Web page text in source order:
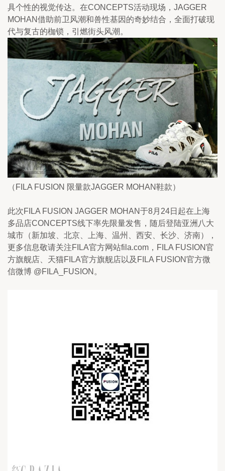
具个性的视觉传达。在CONCEPTS活动现场，JAGGER
MOHAN借助前卫风潮和兽性基因的奇妙结合，全面打破现
代与复古的枷锁，引燃街头风潮。
（FILA FUSION 限量款JAGGER MOHAN鞋款）
此次FILA FUSION JAGGER MOHAN于8月24日起在上海
多品店CONCEPTS线下率先限量发售，随后登陆亚洲八大
城市（新加坡、北京、上海、温州、西安、长沙、济南），
更多信息敬请关注FILA官方网站fila.com，FILA FUSION官
方旗舰店、天猫FILA官方旗舰店以及FILA FUSION官方微
信微博 @FILA_FUSION。